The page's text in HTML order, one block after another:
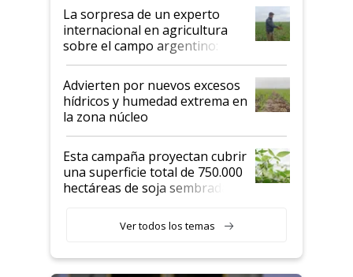
La sorpresa de un experto
internacional en agricultura
sobre el campo argentino:
"Estoy muy impresionado"
Advierten por nuevos excesos
hídricos y humedad extrema en
la zona núcleo
Esta campaña proyectan cubrir
una superficie total de 750.000
hectáreas de soja sembradas
variedades que marcan un
salto tecnológico en genética y
Ver todos los temas